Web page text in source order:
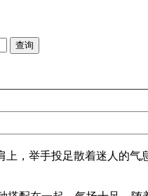
，举手投足散着迷人的气